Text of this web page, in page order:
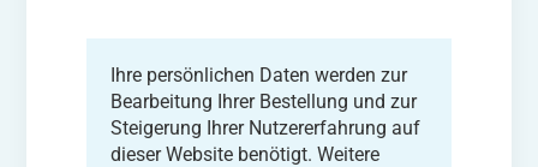
Ihre persönlichen Daten werden zur
Bearbeitung Ihrer Bestellung und zur
Steigerung Ihrer Nutzererfahrung auf
dieser Website benötigt. Weitere